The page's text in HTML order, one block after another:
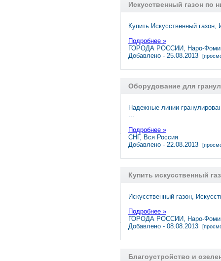
Искусственный газон по
Купить Искусственный
Подробнее »
ГОРОДА РОССИИ, Наро-
Добавлено - 25.08.2013
Оборудование для
Надежные линии
…
Подробнее »
СНГ, Вся Россия
Добавлено - 22.08.2013
Купить искусственный
Искусственный газон,
Подробнее »
ГОРОДА РОССИИ, Наро-
Добавлено - 08.08.2013
Благоустройство и